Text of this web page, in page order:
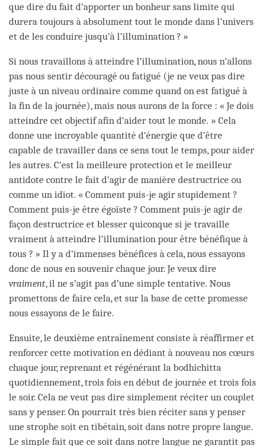
que dire du fait d’apporter un bonheur sans limite qui
durera toujours à absolument tout le monde dans l’univers
et de les conduire jusqu’à l’illumination ? »
Si nous travaillons à atteindre l’illumination, nous n’allons
pas nous sentir découragé ou fatigué (je ne veux pas dire
juste à un niveau ordinaire comme quand on est fatigué à
la fin de la journée), mais nous aurons de la force : « Je dois
atteindre cet objectif afin d’aider tout le monde. » Cela
donne une incroyable quantité d’énergie que d’être
capable de travailler dans ce sens tout le temps, pour aider
les autres. C’est la meilleure protection et le meilleur
antidote contre le fait d’agir de manière destructrice ou
comme un idiot. « Comment puis-je agir stupidement ?
Comment puis-je être égoïste ? Comment puis-je agir de
façon destructrice et blesser quiconque si je travaille
vraiment à atteindre l’illumination pour être bénéfique à
tous ? » Il y a d’immenses bénéfices à cela, nous essayons
donc de nous en souvenir chaque jour. Je veux dire
vraiment, il ne s’agit pas d’une simple tentative. Nous
promettons de faire cela, et sur la base de cette promesse
nous essayons de le faire.
Ensuite, le deuxième entraînement consiste à réaffirmer et
renforcer cette motivation en dédiant à nouveau nos cœurs
chaque jour, reprenant et régénérant la bodhichitta
quotidiennement, trois fois en début de journée et trois fois
le soir. Cela ne veut pas dire simplement réciter un couplet
sans y penser. On pourrait très bien réciter sans y penser
une strophe soit en tibétain, soit dans notre propre langue.
Le simple fait que ce soit dans notre langue ne garantit pas